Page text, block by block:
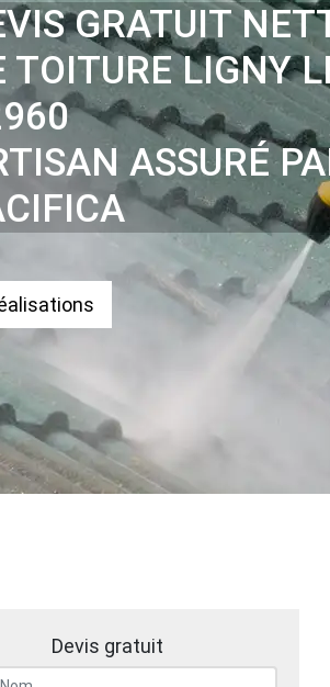
GRATUIT
TOITURE LIGNY
ASSURÉ
Devis gratuit